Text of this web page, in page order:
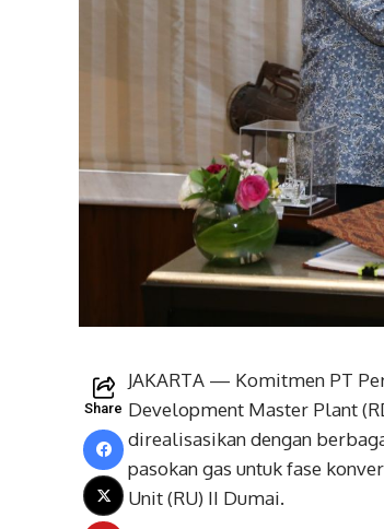
Share
JAKARTA — Komitmen PT
Development Master Plant
direalisasikan dengan
pasokan gas untuk fase
Unit (RU) II Dumai.